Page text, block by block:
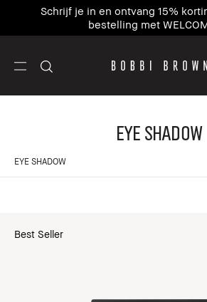
Schrijf je in en ontvang 15%
bestelling met
Eye Shadow
EYE SHADOW
Best Seller